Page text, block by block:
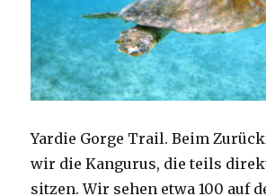
Yardie Gorge Trail. Beim
wir die Kangurus, die teils
sitzen. Wir sehen etwa 100 auf